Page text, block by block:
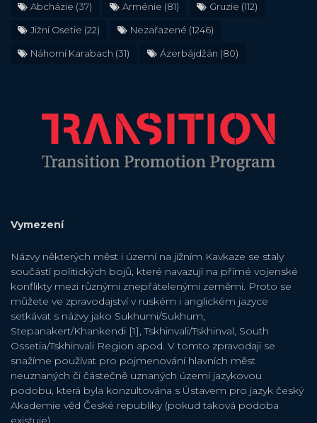
Abcházie (37) Arménie (81) Gruzie (112)
Jižní Osetie (22) Nezařazené (1246)
Náhorní Karabach (31) Ázerbájdžán (80)
Vymezení
Názvy některých měst i území na jižním Kavkaze se staly
součástí politických bojů, které navazují na přímé vojenské
konflikty mezi různými znepřátelenými zeměmi. Proto se
můžete ve zpravodajství v ruském i anglickém jazyce
setkávat s názvy jako Sukhumi/Sukhum,
Stepanakert/Khankendi [1], Tskhinvali/Tskhinval, South
Ossetia/Tskhinvali Region apod. V tomto zpravodaji se
snažíme používat pro pojmenování hlavních měst
neuznaných či částečně uznaných území jazykovou
podobu, která byla konzultována s Ústavem pro jazyk český
Akademie věd České republiky (pokud taková podoba
existuje).